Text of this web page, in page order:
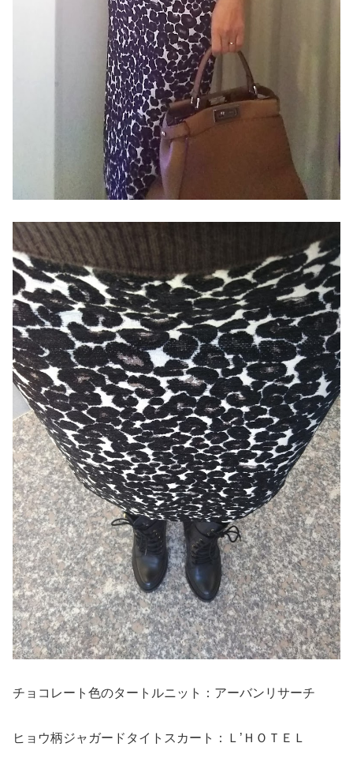
チョコレート色のタートルニット：アーバンリサーチ
ヒョウ柄ジャガードタイトスカート：Ｌ’ＨＯＴＥＬ